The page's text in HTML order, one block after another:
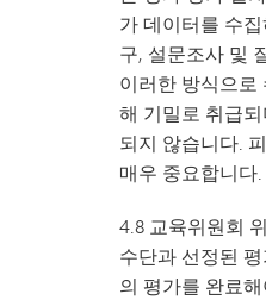
가 데이터를 수
구, 설문조사 및
이러한 방식으로
해 기밀로 취급
되지 않습니다.
매우 중요합니다.
4.8 교육위원회
수단과 선정된
의 평가를 완료